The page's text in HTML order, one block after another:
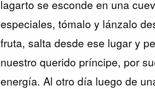
lagarto se esconde en una
especiales, tómalo y lánzalo
fruta, salta desde ese lugar y
nuestro querido príncipe, por
energía. Al otro día luego de